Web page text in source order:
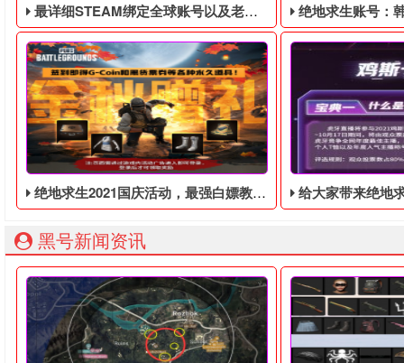
最详细STEAM绑定全球账号以及老鼠台掉宝攻略，常见问题解答 绝地求生账号：韩国人气K-pop组合
绝地求生2021国庆活动，最强白嫖教程，最好用的活动攻略 给大家带来绝地求生虎牙“鸡斯卡宝典”的福利
黑号新闻资讯